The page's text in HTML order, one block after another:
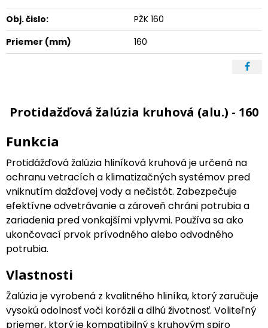
Obj. čislo:
PŽK 160
Priemer (mm)
160
Protidažďová žalúzia kruhová (alu.) - 160
Funkcia
Protidážďová žalúzia hliníková kruhová je určená na
ochranu vetracích a klimatizačných systémov pred
vniknutím dažďovej vody a nečistôt. Zabezpečuje
efektívne odvetrávanie a zároveň chráni potrubia a
zariadenia pred vonkajšími vplyvmi. Používa sa ako
ukončovací prvok prívodného alebo odvodného
potrubia.
Vlastnosti
Žalúzia je vyrobená z kvalitného hliníka, ktorý zaručuje
vysokú odolnosť voči korózii a dlhú životnosť. Voliteľný
priemer, ktorý je kompatibilný s kruhovým spiro